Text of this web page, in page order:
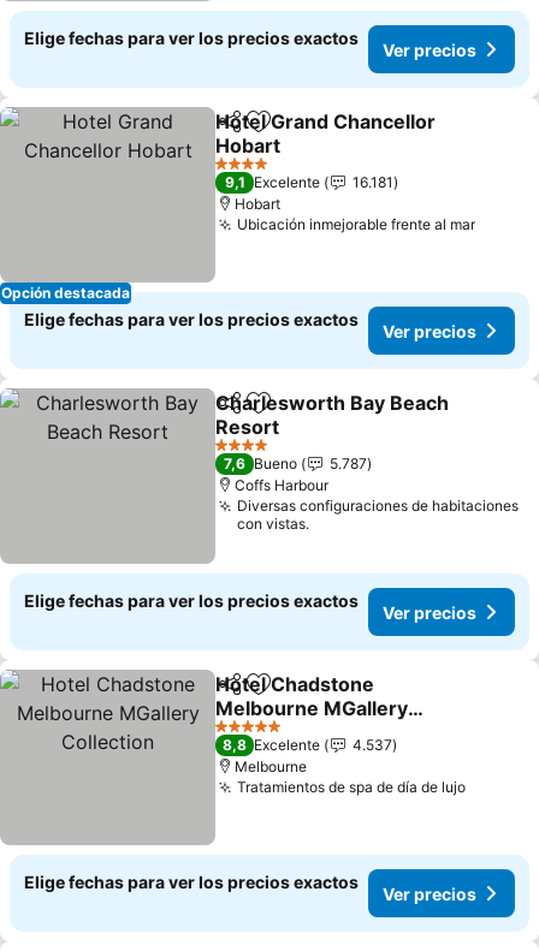
Elige fechas para ver los precios exactos
Ver precios
Opción destacada
CompartirAgregar a favoritos
Hotel Grand Chancellor
Hobart
Ver precios
4 Estrellas
9,1 Excelente
16.181
Hobart
Ubicación inmejorable frente al marVer
Elige fechas para ver los precios exactos
Ver precios
CompartirAgregar a favoritos
Charlesworth Bay Beach
Resort
Ver precios
4 Estrellas
7,6 Bueno
5.787
Coffs Harbour
Diversas configuraciones de habitaciones
con vistas.
Elige fechas para ver los precios exactos
Ver precios
CompartirAgregar a favoritos
Hotel Chadstone
Melbourne MGallery
Collection
Ver precios
5 Estrellas
8,8 Excelente
4.537
Melbourne
Tratamientos de spa de día de lujoVer
Elige fechas para ver los precios exactos
Ver precios